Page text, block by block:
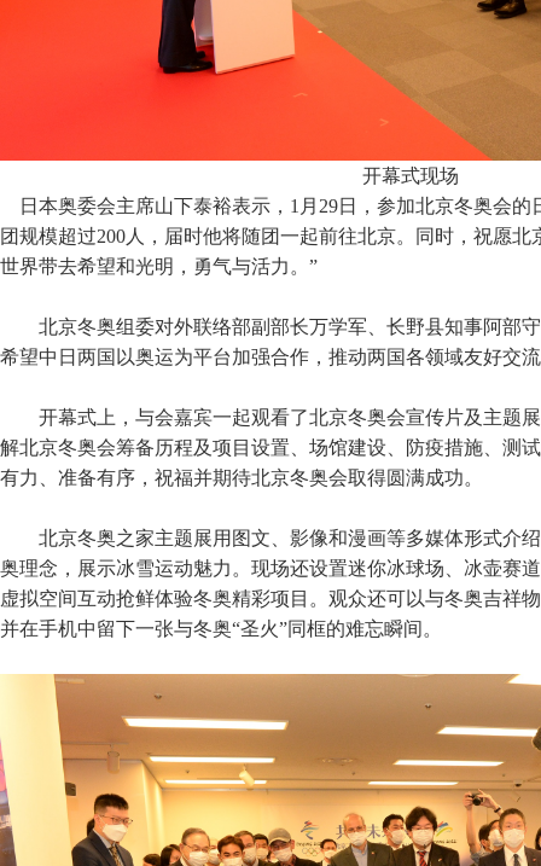
开幕式现场
日本奥委会主席山下泰裕表示，1月29日，参加北京冬奥会
团规模超过200人，届时他将随团一起前往北京。同时，祝愿
世界带去希望和光明，勇气与活力。”
北京冬奥组委对外联络部副部长万学军、长野县知事阿部
希望中日两国以奥运为平台加强合作，推动两国各领域友好交
开幕式上，与会嘉宾一起观看了北京冬奥会宣传片及主题
解北京冬奥会筹备历程及项目设置、场馆建设、防疫措施、测
有力、准备有序，祝福并期待北京冬奥会取得圆满成功。
北京冬奥之家主题展用图文、影像和漫画等多媒体形式介
奥理念，展示冰雪运动魅力。现场还设置迷你冰球场、冰壶赛
虚拟空间互动抢鲜体验冬奥精彩项目。观众还可以与冬奥吉祥
并在手机中留下一张与冬奥“圣火”同框的难忘瞬间。